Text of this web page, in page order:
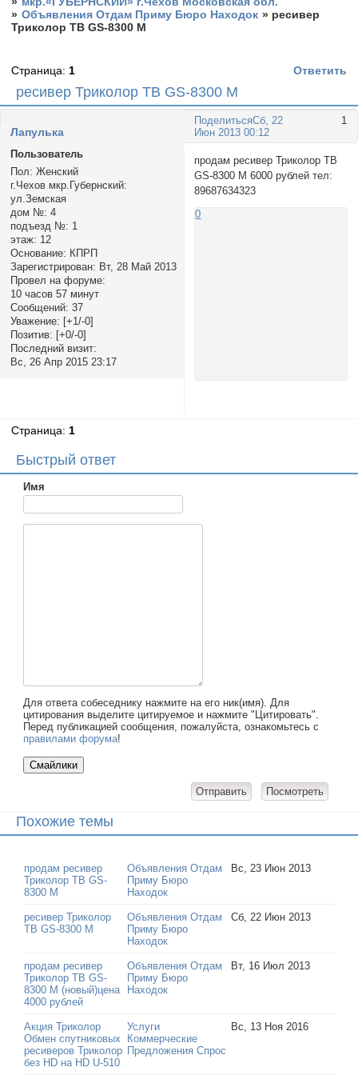
» Объявления Отдам Приму Бюро Находок » ресивер
Триколор ТВ GS-8300 М
ресивер Триколор ТВ GS-8300 М
Страница: 1 Ответить
Поделиться 1
Сб, 22
Июн 2013 00:12
Лапулька
Пользователь
Пол: Женский
г.Чехов мкр.Губернский:
ул.Земская
дом №: 4
подъезд №: 1
этаж: 12
Основание: КПРП
Зарегистрирован: Вт, 28 Май 2013
Провел на форуме:
10 часов 57 минут
Сообщений: 37
Уважение: [+1/-0]
Позитив: [+0/-0]
Последний визит:
Вс, 26 Апр 2015 23:17
продам ресивер Триколор ТВ
GS-8300 М 6000 рублей тел:
89687634323
0
Страница: 1
Быстрый ответ
Имя
Для ответа собеседнику нажмите на его ник(имя). Для
цитирования выделите цитируемое и нажмите "Цитировать".
Перед публикацией сообщения, пожалуйста, ознакомьтесь с
правилами форума!
Похожие темы
продам ресивер
Триколор ТВ GS-
8300 М
Объявления Отдам
Приму Бюро
Находок
Вс, 23 Июн 2013
ресивер Триколор
ТВ GS-8300 М
Объявления Отдам
Приму Бюро
Находок
Сб, 22 Июн 2013
продам ресивер
Триколор ТВ GS-
8300 М (новый)цена
4000 рублей
Объявления Отдам
Приму Бюро
Находок
Вт, 16 Июл 2013
Акция Триколор
Обмен спутниковых
ресиверов Триколор
без HD на HD U-510
Услуги
Коммерческие
Предложения Спрос
Вс, 13 Ноя 2016